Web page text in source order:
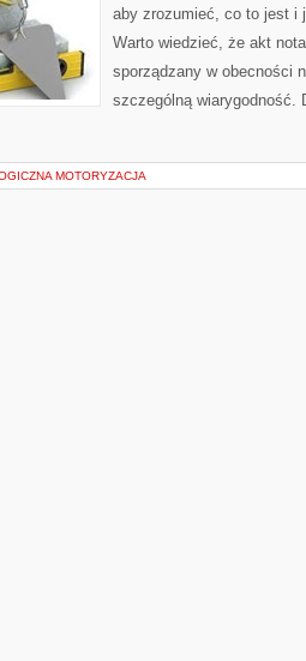
aby zrozumieć, co to jest i
Warto wiedzieć, że akt
sporządzany w obecności
szczególną wiarygodność.
MOTORYZACJA